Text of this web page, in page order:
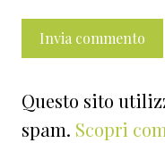
Questo sito
spam. Scopri